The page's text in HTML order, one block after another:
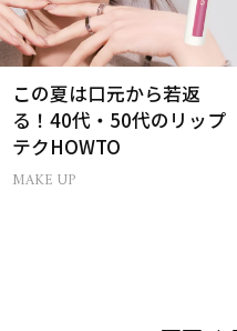
この夏は口元から若返
る！40代・50代のリップ
テクHOWTO
MAKE UP